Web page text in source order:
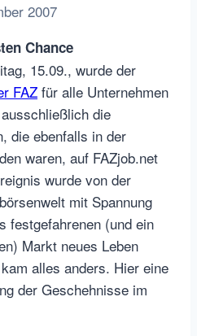
2007
Chance
15.09., wurde der
FAZ für alle Unternehmen
die
die ebenfalls in der
waren, auf FAZjob.net
wurde von der
mit Spannung
festgefahrenen (und ein
Markt neues Leben
alles anders. Hier eine
der Geschehnisse im